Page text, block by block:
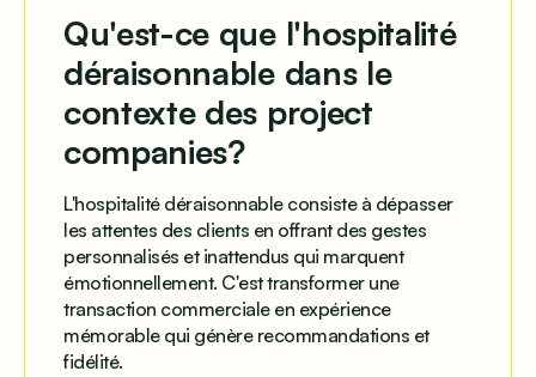
Qu'est-ce que l'hospitalité
déraisonnable dans le
contexte des project
companies?
L'hospitalité déraisonnable consiste à dépasser
les attentes des clients en offrant des gestes
personnalisés et inattendus qui marquent
émotionnellement. C'est transformer une
transaction commerciale en expérience
mémorable qui génère recommandations et
fidélité.